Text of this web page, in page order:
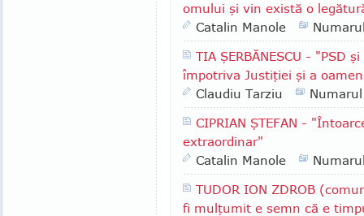
omului şi vin există o
Catalin Manole
TIA ŞERBĂNESCU - "PSD
împotriva Justiţiei şi a
Claudiu Tarziu
CIPRIAN ŞTEFAN -
extraordinar"
Catalin Manole
TUDOR ION ZDROB
fi mulţumit e semn că e